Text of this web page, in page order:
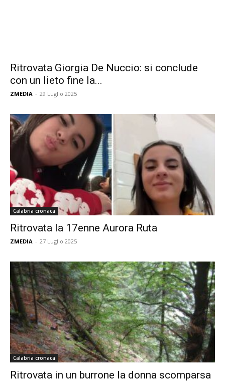
Ritrovata Giorgia De Nuccio: si conclude
con un lieto fine la...
ZMEDIA - 29 Luglio 2025
Calabria cronaca
Ritrovata la 17enne Aurora Ruta
ZMEDIA - 27 Luglio 2025
Calabria cronaca
Ritrovata in un burrone la donna scomparsa